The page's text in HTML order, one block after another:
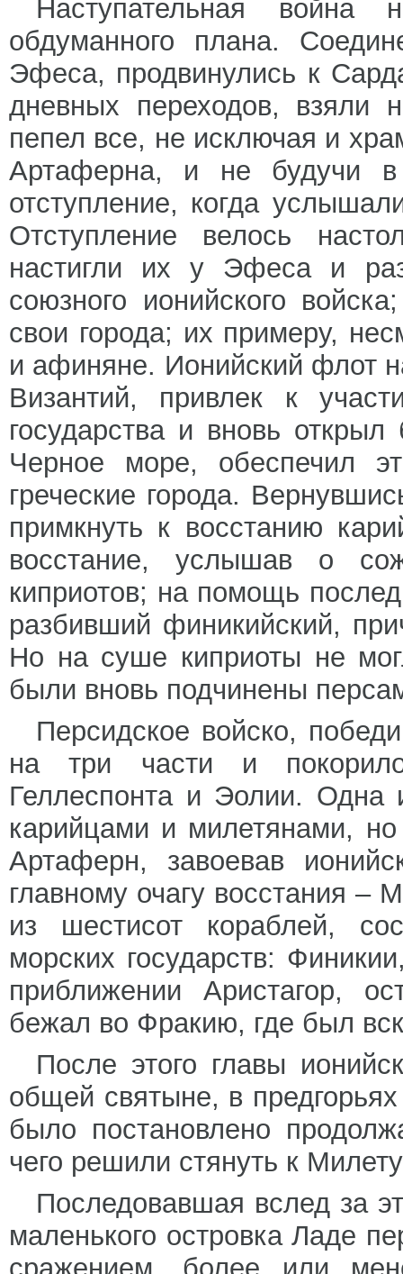
Наступательная
обдуманного плана.
Эфеса, продвинулись к
дневных переходов, взяли
пепел все, не исключая и
Артаферна, и не будучи
отступление, когда
Отступление велось
настигли их у Эфеса и
союзного ионийского
свои города; их примеру,
и афиняне. Ионийский флот
Византий, привлек к
государства и вновь
Черное море, обеспечил
греческие города.
примкнуть к восстанию
восстание, услышав о
киприотов; на помощь
разбивший финикийский,
Но на суше киприоты не
были вновь подчинены
Персидское войско,
на три части и
Геллеспонта и Эолии. Одна
карийцами и милетянами,
Артаферн, завоевав
главному очагу восстания –
из шестисот кораблей,
морских государств:
приближении Аристагор,
бежал во Фракию, где был
После этого главы
общей святыне, в
было постановлено
чего решили стянуть к
Последовавшая вслед за
маленького островка Ладе